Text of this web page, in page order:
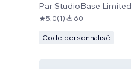
ParStudioBase
5,0(1) 60
Code personnalisé